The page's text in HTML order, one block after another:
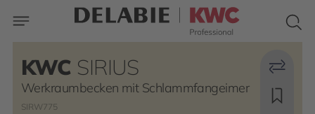
KWC SIRIUS
Werkraumbecken mit Schlammfangeimer
SIRW775